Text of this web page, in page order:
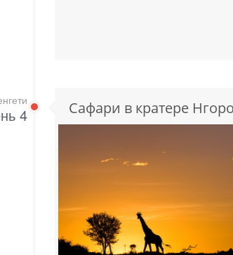
4 Сафари в кратере